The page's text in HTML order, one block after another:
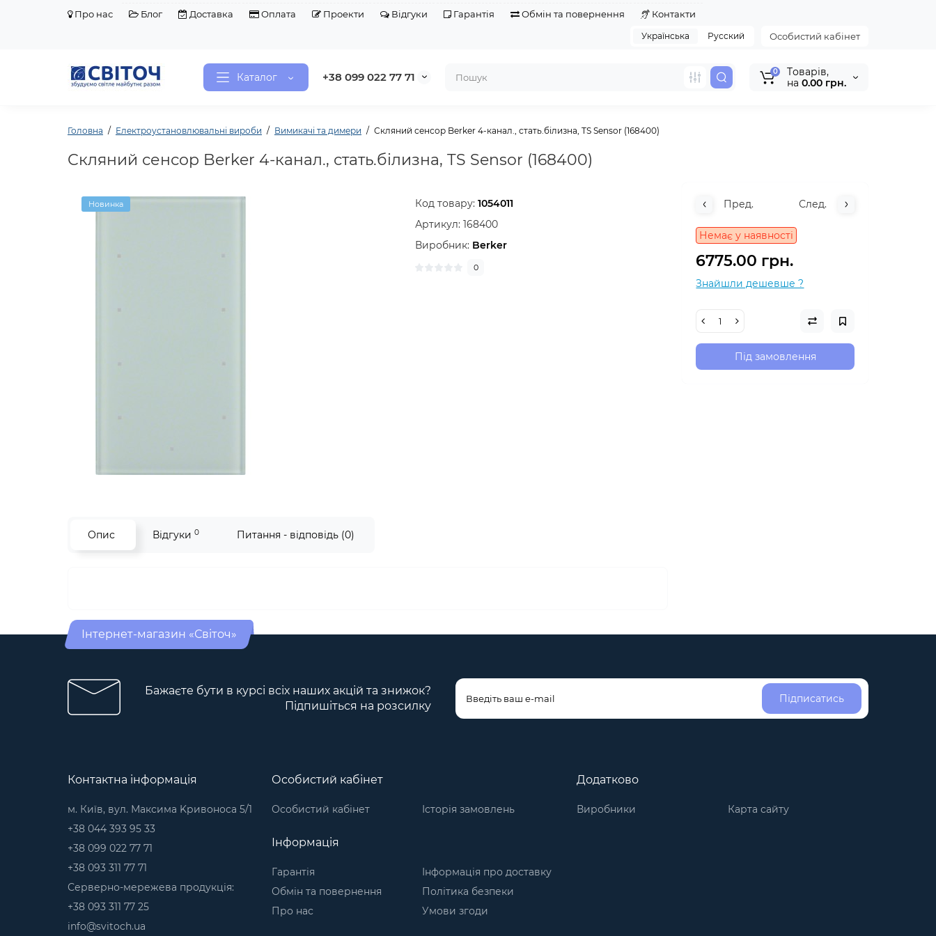
Про нас Блог Доставка Оплата Проекти Відгуки Гарантія Обмін та повернення
Контакти
Особистий кабінет
Українська Русский
Каталог +38 099 022 77 71 0
Tоварів,
на 0.00 грн.
Головна Електроустановлювальні вироби Вимикачі та димери Скляний сенсор Berker 4-канал., стать.білизна, TS Sensor (168400)
Скляний сенсор Berker 4-канал., стать.білизна, TS Sensor (168400)
Новинка Код товару:1054011
Артикул:168400
Виробник: Berker
0
Пред. След.
Немає у наявності
6775.00 грн.
Знайшли дешевше ?
Під замовлення
Опис Відгуки 0 Питання - відповідь (0)
Інтернет-магазин «Світоч»
Бажаєте бути в курсі всіх наших акцій та знижок?
Підпишіться на розсилку
Підписатись
Контактна інформація
м. Київ, вул. Максима Kривоноса 5/1
+38 044 393 95 33
+38 099 022 77 71
+38 093 311 77 71
Серверно-мережева продукція:
+38 093 311 77 25
info@svitoch.ua
Особистий кабінет
Особистий кабінет Історія замовлень
Додатково
Виробники Карта сайту
Інформація
Гарантія
Обмін та повернення
Про нас
Інформація про доставку
Політика безпеки
Умови згоди